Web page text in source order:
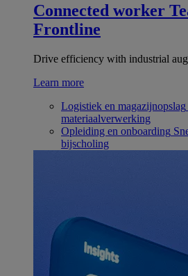
Connected worker
Frontline
Drive efficiency with industrial
Learn more
Logistiek en magazijnopslag
materiaalverwerking
Opleiding en onboarding
bijscholing